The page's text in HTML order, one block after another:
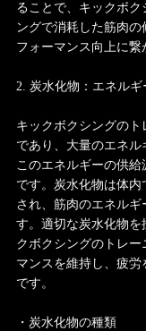
ることで、キックボ
ングで消耗した筋肉
フォーマンス向上に繋
2. 炭水化物：エネルギ
キックボクシングの
であり、大量のエネル
このエネルギーの供
です。炭水化物は体
され、筋肉のエネルギ
す。適切な炭水化物を
クボクシングのトレ
マンスを維持し、疲
です。
・炭水化物の種類